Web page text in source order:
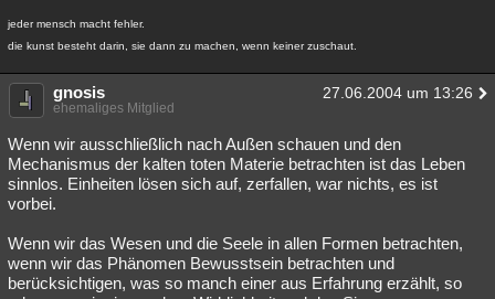
jeder mensch macht fehler.
die kunst besteht darin, sie dann zu machen, wenn keiner zuschaut.
gnosis 27.06.2004 um 13:26
ehemaliges Mitglied
Wenn wir ausschließlich nach Außen schauen und den
Mechanismus der kalten toten Materie betrachten ist das Leben
sinnlos. Einheiten lösen sich auf, zerfallen, war nichts, es ist
vorbei.
Wenn wir das Wesen und die Seele in allen Formen betrachten,
wenn wir das Phänomen Bewusstsein betrachten und
berücksichtigen, was so manch einer aus Erfahrung erzählt, so